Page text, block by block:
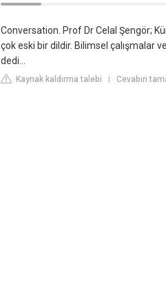
Conversation. Prof Dr Celal Şengör;
çok eski bir dildir. Bilimsel çalışmalar
dedi...
Kaynak kaldırma talebi | Cevabın